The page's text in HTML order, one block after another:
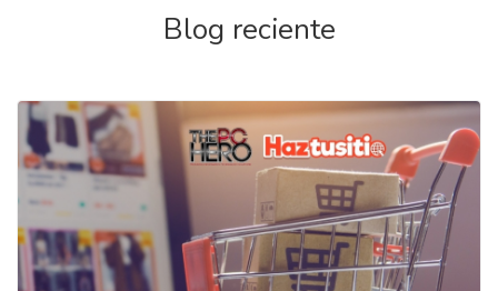
Blog reciente